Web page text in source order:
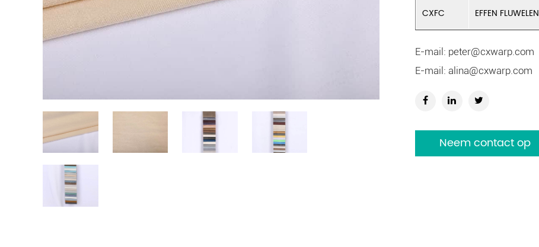
CXFC
EFFEN FLUWELEN
E-mail: peter@cxwarp.com
E-mail: alina@cxwarp.com
Neem contact op